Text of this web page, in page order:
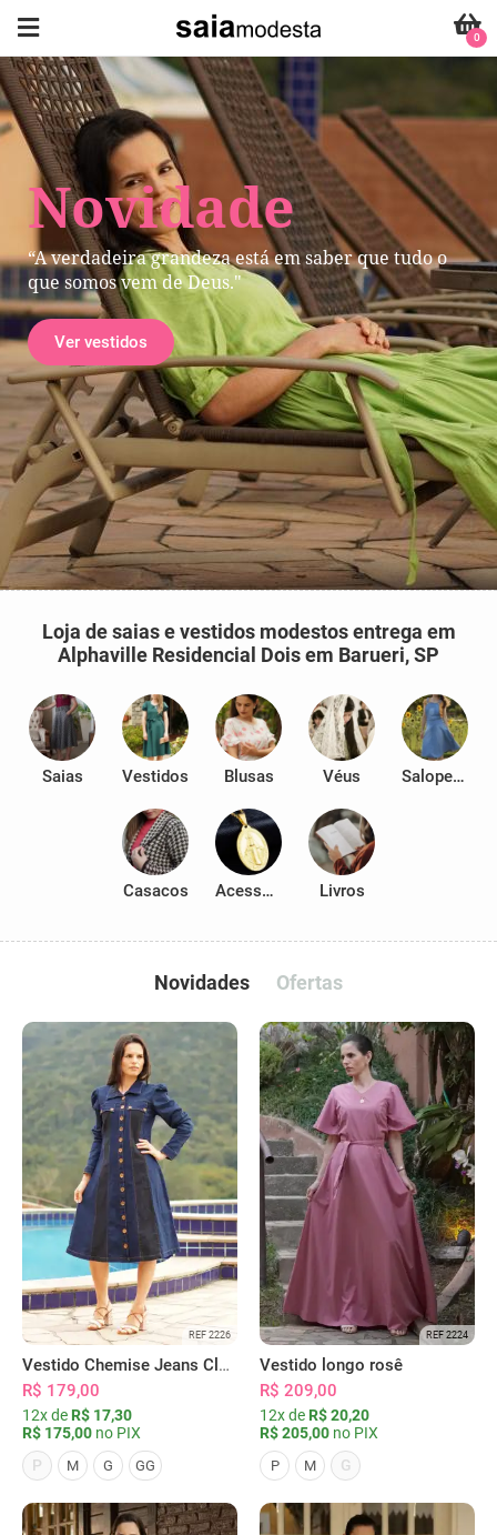
Novidade
“A verdadeira grandeza está em saber que tudo o
que somos vem de Deus."
Ver vestidos
0
Loja de saias e vestidos modestos entrega em
Alphaville Residencial Dois em Barueri, SP
Saias Vestidos Blusas Véus Salopetes
Casacos Acessórios Livros
Novidades Ofertas
REF 2226
Vestido Chemise Jeans Clássica Serena
R$ 179,00
12x de R$ 17,30
R$ 175,00 no PIX
P
M G GG
REF 2224
Vestido longo rosê
R$ 209,00
12x de R$ 20,20
R$ 205,00 no PIX
P M G